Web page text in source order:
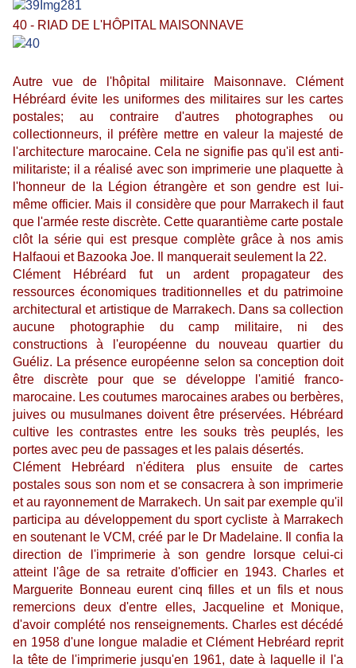
40 - RIAD DE L'HÔPITAL MAISONNAVE
Autre vue de l'hôpital militaire Maisonnave. Clément
Hébréard évite les uniformes des militaires sur les cartes
postales; au contraire d'autres photographes ou
collectionneurs, il préfère mettre en valeur la majesté de
l'architecture marocaine. Cela ne signifie pas qu'il est anti-
militariste; il a réalisé avec son imprimerie une plaquette à
l'honneur de la Légion étrangère et son gendre est lui-
même officier. Mais il considère que pour Marrakech il faut
que l'armée reste discrète. Cette quarantième carte postale
clôt la série qui est presque complète grâce à nos amis
Halfaoui et Bazooka Joe. Il manquerait seulement la 22.
Clément Hébréard fut un ardent propagateur des
ressources économiques traditionnelles et du patrimoine
architectural et artistique de Marrakech. Dans sa collection
aucune photographie du camp militaire, ni des
constructions à l'européenne du nouveau quartier du
Guéliz. La présence européenne selon sa conception doit
être discrète pour que se développe l'amitié franco-
marocaine. Les coutumes marocaines arabes ou berbères,
juives ou musulmanes doivent être préservées. Hébréard
cultive les contrastes entre les souks très peuplés, les
portes avec peu de passages et les palais désertés.
Clément Hebréard n'éditera plus ensuite de cartes
postales sous son nom et se consacrera à son imprimerie
et au rayonnement de Marrakech. Un sait par exemple qu'il
participa au développement du sport cycliste à Marrakech
en soutenant le VCM, créé par le Dr Madelaine. Il confia la
direction de l'imprimerie à son gendre lorsque celui-ci
atteint l'âge de sa retraite d'officier en 1943. Charles et
Marguerite Bonneau eurent cinq filles et un fils et nous
remercions deux d'entre elles, Jacqueline et Monique,
d'avoir complété nos renseignements. Charles est décédé
en 1958 d'une longue maladie et Clément Hebréard reprit
la tête de l'imprimerie jusqu'en 1961, date à laquelle il l'a